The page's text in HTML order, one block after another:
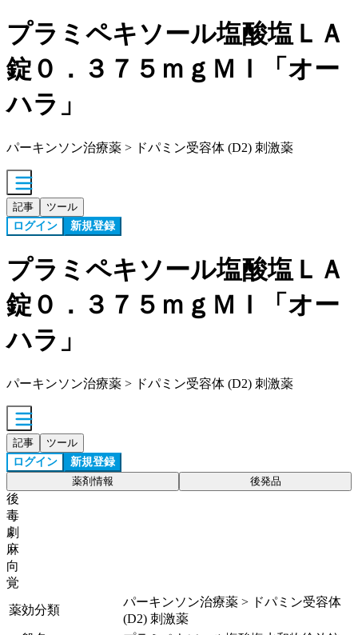
プラミペキソール塩酸塩ＬＡ
錠０．３７５ｍｇＭＩ「オー
ハラ」
パーキンソン治療薬 > ドパミン受容体 (D2) 刺激薬
記事 ツール
ログイン 新規登録
プラミペキソール塩酸塩ＬＡ
錠０．３７５ｍｇＭＩ「オー
ハラ」
パーキンソン治療薬 > ドパミン受容体 (D2) 刺激薬
記事 ツール
ログイン 新規登録
薬剤情報 後発品
後
毒
劇
麻
向
覚
薬効分類
パーキンソン治療薬 > ドパミン受容体
(D2) 刺激薬